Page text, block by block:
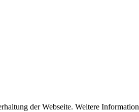
der Webseite. Weitere